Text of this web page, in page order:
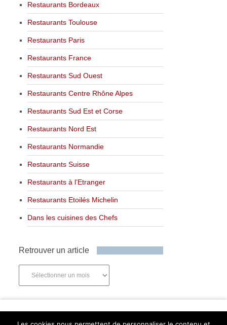
Restaurants Bordeaux
Restaurants Toulouse
Restaurants Paris
Restaurants France
Restaurants Sud Ouest
Restaurants Centre Rhône Alpes
Restaurants Sud Est et Corse
Restaurants Nord Est
Restaurants Normandie
Restaurants Suisse
Restaurants à l’Etranger
Restaurants Etoilés Michelin
Dans les cuisines des Chefs
Retrouver un article